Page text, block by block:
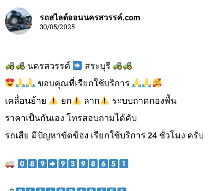
รถสไลด์ออนนครสวรรค์.com
30/05/2025
นครสวรรค์
สระบุรี
ขอบคุณที่เรียกใช้บริการ
เคลื่อนย้าย
ยก ลาก
ระบบถาดกองพื้น
ราคาเป็นกันเอง โทรสอบถามได้คับ
รถเสีย มีปัญหาขัดข้อง เรียกใช้บริการ 24 ชั่วโมง ครับ